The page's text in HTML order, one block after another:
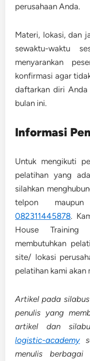
perusahaan Anda.
Materi, lokasi, dan
sewaktu-waktu
menyarankan
konfirmasi agar
daftarkan diri
bulan ini.
Informasi
Untuk mengikuti
pelatihan yang
silahkan
telpon
082311445878.
House Training
membutuhkan
site/ lokasi
pelatihan kami akan
Artikel pada
penulis yang
artikel dan
logistic-academy
menulis